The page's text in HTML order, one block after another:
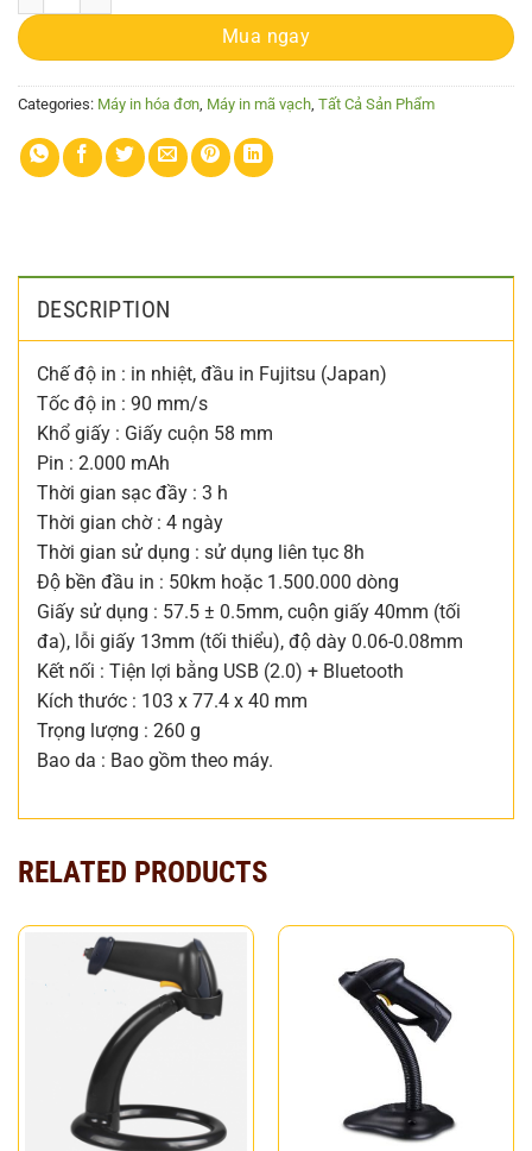
Mua ngay
Categories: Máy in hóa đơn Máy in mã vạch Tất Cả Sản Phẩm
DESCRIPTION
Chế độ in : in nhiệt, đầu in Fujitsu (Japan)
Tốc độ in : 90 mm/s
Khổ giấy : Giấy cuộn 58 mm
Pin : 2.000 mAh
Thời gian sạc đầy : 3 h
Thời gian chờ : 4 ngày
Thời gian sử dụng : sử dụng liên tục 8h
Độ bền đầu in : 50km hoặc 1.500.000 dòng
Giấy sử dụng : 57.5 ± 0.5mm, cuộn giấy 40mm (tối
đa), lỗi giấy 13mm (tối thiểu), độ dày 0.06-0.08mm
Kết nối : Tiện lợi bằng USB (2.0) + Bluetooth
Kích thước : 103 x 77.4 x 40 mm
Trọng lượng : 260 g
Bao da : Bao gồm theo máy.
RELATED PRODUCTS